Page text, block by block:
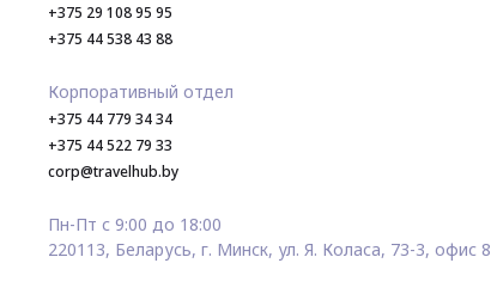
+375 29 108 95 95
+375 44 538 43 88
Корпоративный отдел
+375 44 779 34 34
+375 44 522 79 33
corp@travelhub.by
Пн-Пт с 9:00 до 18:00
220113, Беларусь, г. Минск, ул. Я. Коласа, 73-3, офис 8